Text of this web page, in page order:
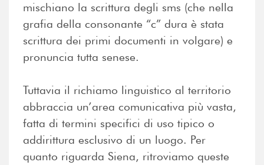
mischiano la scrittura degli sms (che nella
grafia della consonante “c” dura è stata
scrittura dei primi documenti in volgare) e
pronuncia tutta senese.
Tuttavia il richiamo linguistico al territorio
abbraccia un’area comunicativa più vasta,
fatta di termini specifici di uso tipico o
addirittura esclusivo di un luogo. Per
quanto riguarda Siena, ritroviamo queste